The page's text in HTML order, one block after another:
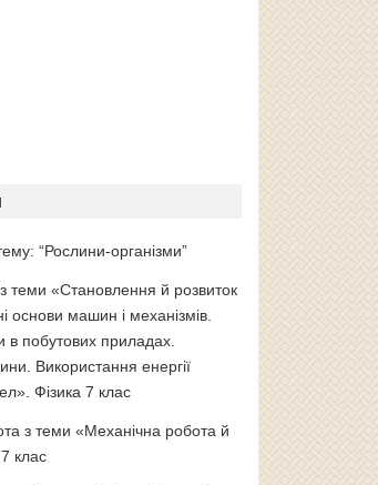
“Рослини-організми”
теми «Становлення й розвиток
основи машин і механізмів.
в побутових приладах.
Використання енергії
Фізика 7 клас
з теми «Механічна робота й
клас